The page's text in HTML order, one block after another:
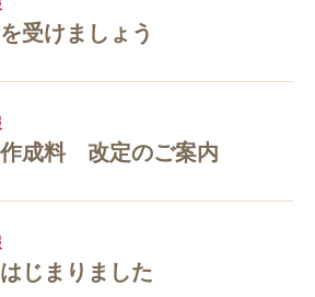
受けましょう
成料 改定のご案内
じまりました